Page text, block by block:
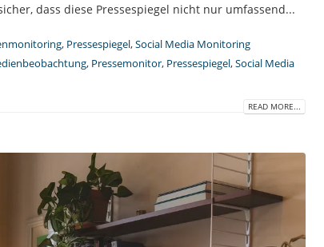
dass diese Pressespiegel nicht nur umfassend...
, Pressespiegel,Social Media Monitoring
, Pressemonitor, Pressespiegel,Social Media
READ MORE...